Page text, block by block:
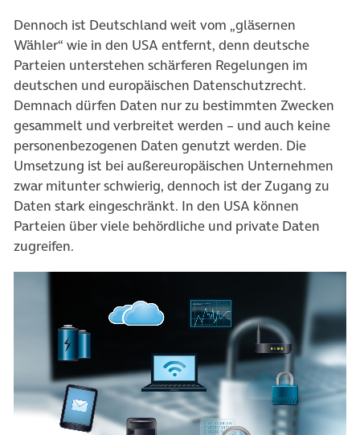
Dennoch ist Deutschland weit vom „gläsernen
Wähler“ wie in den USA entfernt, denn deutsche
Parteien unterstehen schärferen Regelungen im
deutschen und europäischen Datenschutzrecht.
Demnach dürfen Daten nur zu bestimmten Zwecken
gesammelt und verbreitet werden – und auch keine
personenbezogenen Daten genutzt werden. Die
Umsetzung ist bei außereuropäischen Unternehmen
zwar mitunter schwierig, dennoch ist der Zugang zu
Daten stark eingeschränkt. In den USA können
Parteien über viele behördliche und private Daten
zugreifen.